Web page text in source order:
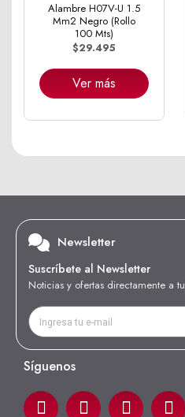
Alambre H07V-U 1.5
Mm2 Negro (Rollo
100 Mts)
$29.495
Ver más
Newsletter
Suscríbete al Newsletter
Noticias y ofertas directamente a
Síguenos